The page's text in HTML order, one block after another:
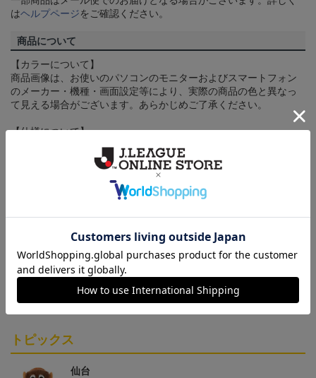
はヘルプページをご確認ください。
商品について
【カラーについて】
商品画像は、お使いのパソコンのモニターおよびスマートフォン
のメーカー・機種・画面設定等により、実際の商品の色と異なっ
て見える場合がございます。あらかじめご了承ください。
【仕様について】
取り扱い商品によっては、パッケージやデザインなどの仕様が予
告なく変更になることがございます。
ギフト対応について
ヘルプページ
トピックス
仙台